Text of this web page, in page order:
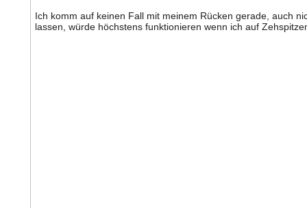
Ich komm auf keinen Fall mit meinem Rücken gerade, auch
lassen, würde höchstens funktionieren wenn ich auf